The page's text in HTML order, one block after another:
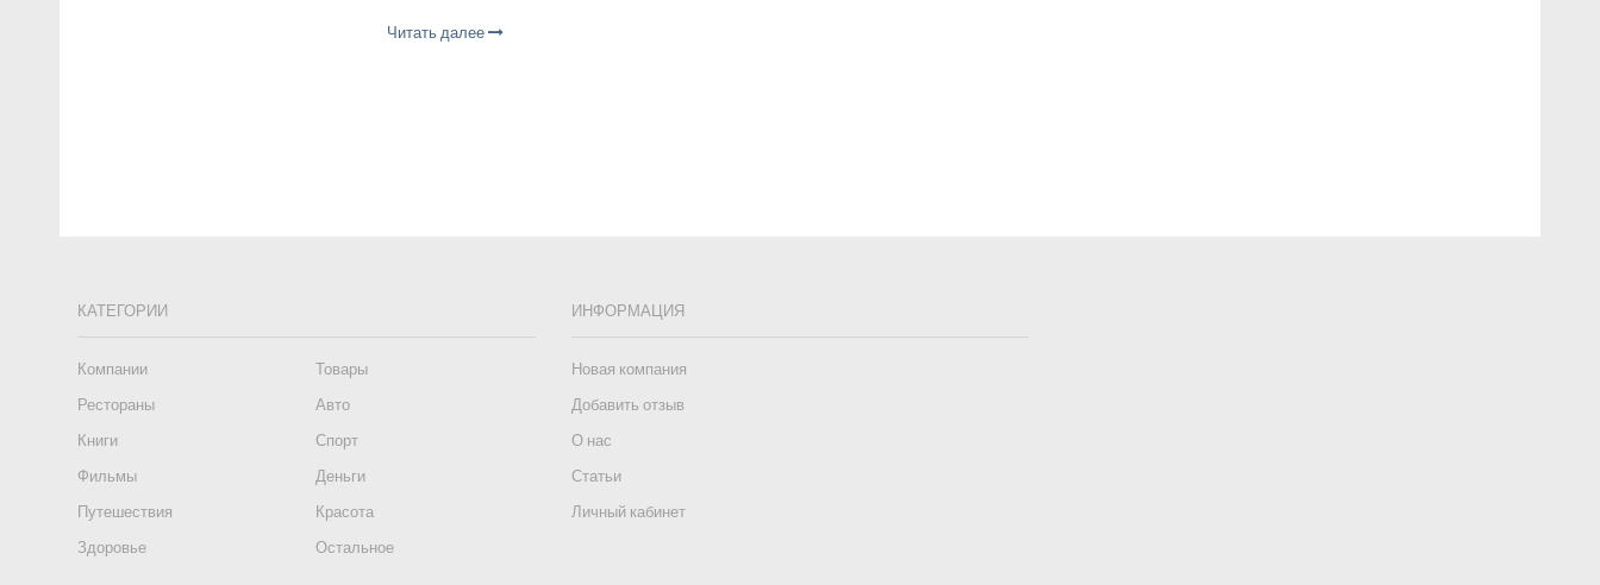
Читать далее
КАТЕГОРИИ
Компании
Товары
Рестораны
Авто
Книги
Спорт
Фильмы
Деньги
Путешествия
Красота
Здоровье
Остальное
ИНФОРМАЦИЯ
Новая компания
Добавить отзыв
О нас
Статьи
Личный кабинет